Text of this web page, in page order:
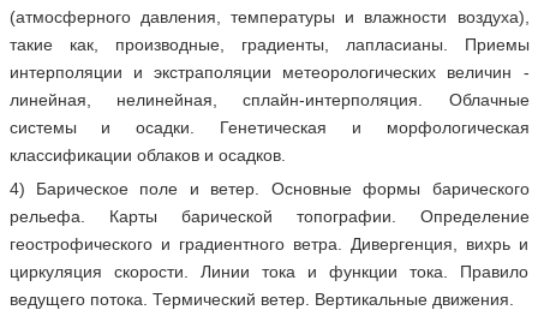
(атмосферного давления, температуры и влажности воздуха),
такие как, производные, градиенты, лапласианы. Приемы
интерполяции и экстраполяции метеорологических величин -
линейная, нелинейная, сплайн-интерполяция. Облачные
системы и осадки. Генетическая и морфологическая
классификации облаков и осадков.
4) Барическое поле и ветер. Основные формы барического
рельефа. Карты барической топографии. Определение
геострофического и градиентного ветра. Дивергенция, вихрь и
циркуляция скорости. Линии тока и функции тока. Правило
ведущего потока. Термический ветер. Вертикальные движения.